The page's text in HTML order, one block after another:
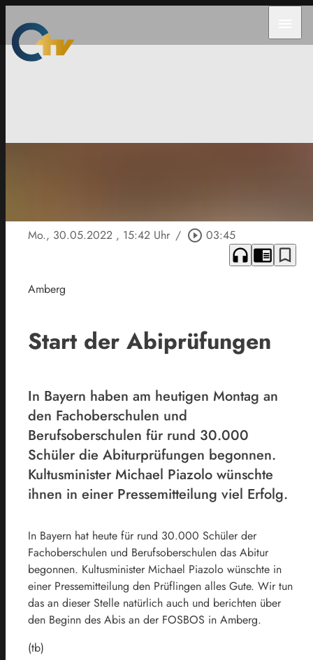
Mo., 30.05.2022 , 15:42 Uhr / play_circle_outline 03:45
headphones chrome_reader_mode bookmark_border
Amberg
Start der Abiprüfungen
In Bayern haben am heutigen Montag an
den Fachoberschulen und
Berufsoberschulen für rund 30.000
Schüler die Abiturprüfungen begonnen.
Kultusminister Michael Piazolo wünschte
ihnen in einer Pressemitteilung viel Erfolg.
In Bayern hat heute für rund 30.000 Schüler der
Fachoberschulen und Berufsoberschulen das Abitur
begonnen. Kultusminister Michael Piazolo wünschte in
einer Pressemitteilung den Prüflingen alles Gute. Wir tun
das an dieser Stelle natürlich auch und berichten über
den Beginn des Abis an der FOSBOS in Amberg.
(tb)